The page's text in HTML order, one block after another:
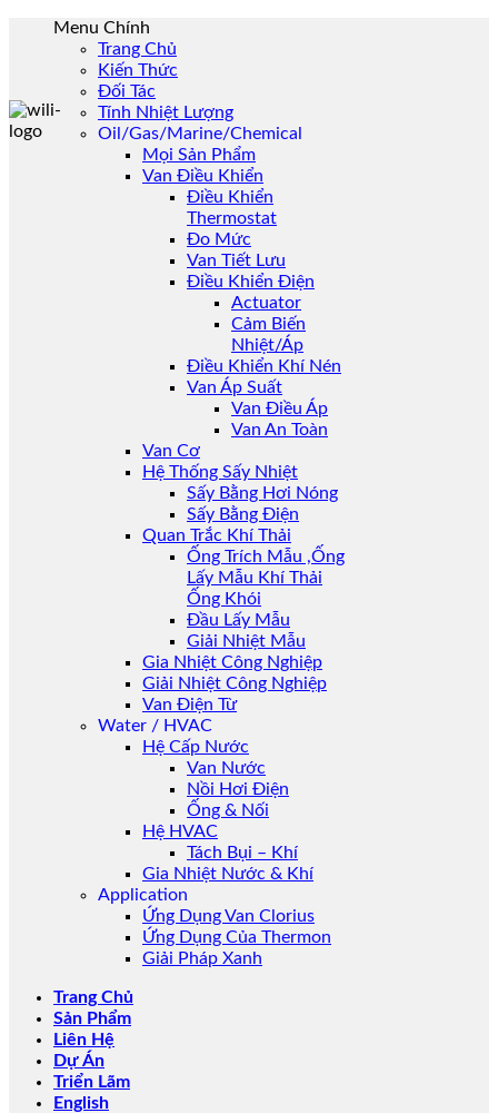
Menu Chính
Trang Chủ
Kiến Thức
Đối Tác
Tính Nhiệt Lượng
Oil/Gas/Marine/Chemical
Mọi Sản Phẩm
Van Điều Khiển
Điều Khiển
Thermostat
Đo Mức
Van Tiết Lưu
Điều Khiển Điện
Actuator
Cảm Biến
Nhiệt/Áp
Điều Khiển Khí Nén
Van Áp Suất
Van Điều Áp
Van An Toàn
Van Cơ
Hệ Thống Sấy Nhiệt
Sấy Bằng Hơi Nóng
Sấy Bằng Điện
Quan Trắc Khí Thải
Ống Trích Mẫu ,Ống
Lấy Mẫu Khí Thải
Ống Khói
Đầu Lấy Mẫu
Giải Nhiệt Mẫu
Gia Nhiệt Công Nghiệp
Giải Nhiệt Công Nghiệp
Van Điện Từ
Water / HVAC
Hệ Cấp Nước
Van Nước
Nồi Hơi Điện
Ống & Nối
Hệ HVAC
Tách Bụi – Khí
Gia Nhiệt Nước & Khí
Application
Ứng Dụng Van Clorius
Ứng Dụng Của Thermon
Giải Pháp Xanh
Trang Chủ
Sản Phẩm
Liên Hệ
Dự Án
Triển Lãm
English